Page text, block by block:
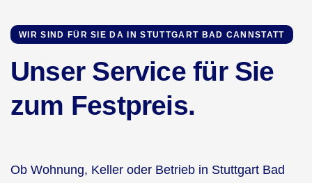
WIR SIND FÜR SIE DA IN STUTTGART BAD CANNSTATT
Unser Service für Sie
zum Festpreis.
Ob Wohnung, Keller oder Betrieb in Stuttgart Bad